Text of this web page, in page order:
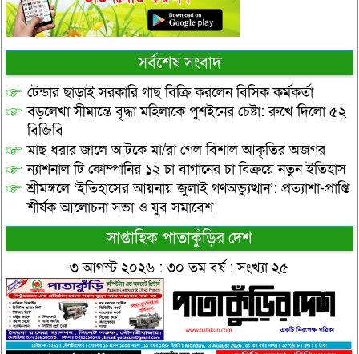
সর্বশেষ সংবাদ
টেন্ডার ছাড়াই সরকারি গাছ বিক্রি করলেন বিসিক কর্মকর্তা
বড়লেখা সীমান্তে বৃদ্ধা মহিলাকে পুশইনের চেষ্টা: রুখে দিলো ৫২
বিজিবি
মাছ ধরার জালে আটকে মা/রা গেল বিশাল আকৃতির অজগর
ন্যাশনাল টি কোম্পানির ১২ চা বাগানের চা বিক্রয়ে নতুন ইতিহাস
শ্রীমঙ্গলে ‘ইতিহাসের আয়নায় জুলাই গণঅভ্যুত্থান’: প্রত্যাশা-প্রাপ্তি
শীর্ষক আলোচনা সভা ও যুব সমাবেশ
সাপ্তাহিক পাতাকুঁড়ির দেশ
৩ আগস্ট ২০২৬ : ৩০ তম বর্ষ : সংখ্যা ২৫